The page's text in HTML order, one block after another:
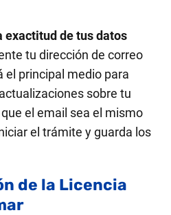
exactitud de tus datos
tu dirección de correo
el principal medio para
sobre tu
el email sea el mismo
el trámite y guarda los
de la Licencia